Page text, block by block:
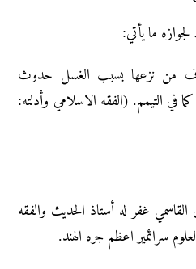
ما يأتي:
من نزعها بسبب الغسل حدوث
في التيمم. (الفقه الاسلامي وأدلته:
القاسمي غفر له أستاذ الحديث والفقه
سرائمير اعظم جره الهند.